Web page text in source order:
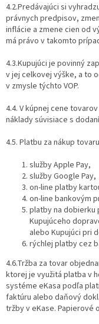
4.2.Predávajúci si
právnych predpisov,
inflácie a zmene cien od
má právo v takomto
4.3.Kupujúci je povinný
v jej celkovej výške, a to
v zmysle týchto VOP.
4.4. V kúpnej cene
náklady súvisiace s
4.5. Platbu za nákup
služby Apple Pay,
služby Google Pay,
on-line platby
on-line bankovým
platby na dobierku
Kupujúceho
alebo Kupujúci pri
rýchlej platby cez
4.6.Tržba za tovar
ktorej je využitá platba v
systéme eKasa podľa
faktúru alebo daňový
tržby v eKase. Papierové